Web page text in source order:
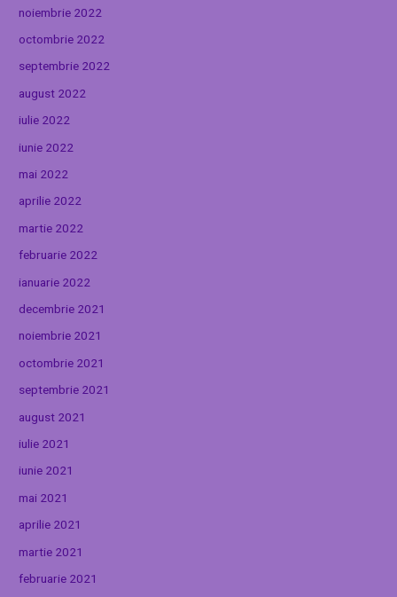
noiembrie 2022
octombrie 2022
septembrie 2022
august 2022
iulie 2022
iunie 2022
mai 2022
aprilie 2022
martie 2022
februarie 2022
ianuarie 2022
decembrie 2021
noiembrie 2021
octombrie 2021
septembrie 2021
august 2021
iulie 2021
iunie 2021
mai 2021
aprilie 2021
martie 2021
februarie 2021